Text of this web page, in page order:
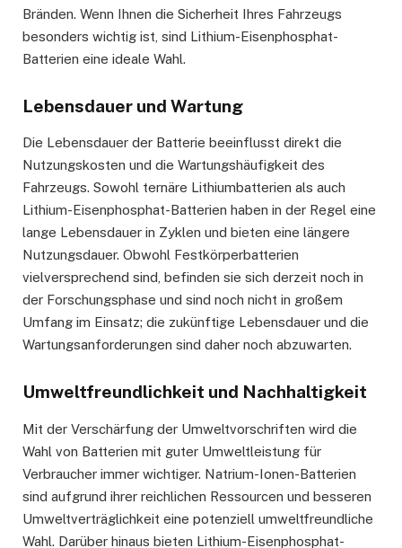
Bränden. Wenn Ihnen die Sicherheit Ihres Fahrzeugs
besonders wichtig ist, sind Lithium-Eisenphosphat-
Batterien eine ideale Wahl.
Lebensdauer und Wartung
Die Lebensdauer der Batterie beeinflusst direkt die
Nutzungskosten und die Wartungshäufigkeit des
Fahrzeugs. Sowohl ternäre Lithiumbatterien als auch
Lithium-Eisenphosphat-Batterien haben in der Regel eine
lange Lebensdauer in Zyklen und bieten eine längere
Nutzungsdauer. Obwohl Festkörperbatterien
vielversprechend sind, befinden sie sich derzeit noch in
der Forschungsphase und sind noch nicht in großem
Umfang im Einsatz; die zukünftige Lebensdauer und die
Wartungsanforderungen sind daher noch abzuwarten.
Umweltfreundlichkeit und Nachhaltigkeit
Mit der Verschärfung der Umweltvorschriften wird die
Wahl von Batterien mit guter Umweltleistung für
Verbraucher immer wichtiger. Natrium-Ionen-Batterien
sind aufgrund ihrer reichlichen Ressourcen und besseren
Umweltverträglichkeit eine potenziell umweltfreundliche
Wahl. Darüber hinaus bieten Lithium-Eisenphosphat-